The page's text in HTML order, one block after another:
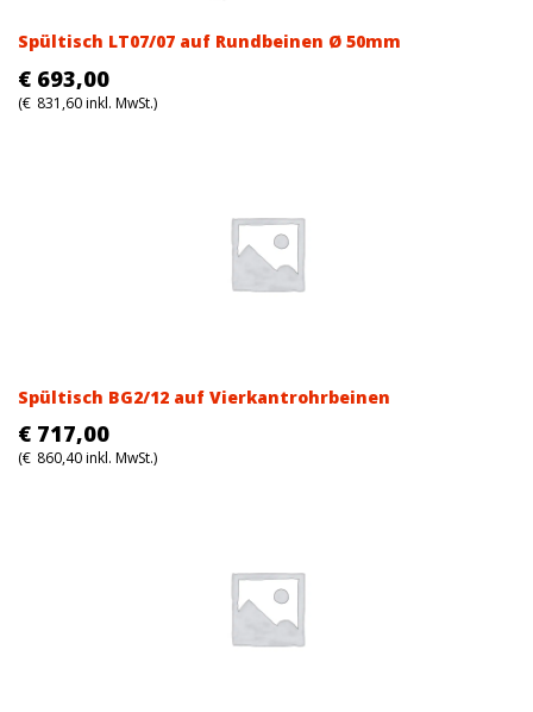
Spültisch LT07/07 auf Rundbeinen Ø 50mm
€ 693,00
(€ 831,60inkl. MwSt.)
Spültisch BG2/12 auf Vierkantrohrbeinen
€ 717,00
(€ 860,40inkl. MwSt.)